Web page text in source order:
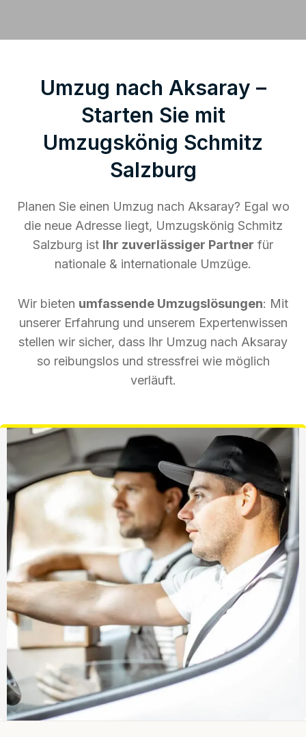
Umzug nach Aksaray –
Starten Sie mit
Umzugskönig Schmitz
Salzburg
Planen Sie einen Umzug nach Aksaray? Egal wo
die neue Adresse liegt, Umzugskönig Schmitz
Salzburg ist Ihr zuverlässiger Partner für
nationale & internationale Umzüge.
Wir bieten umfassende Umzugslösungen: Mit
unserer Erfahrung und unserem Expertenwissen
stellen wir sicher, dass Ihr Umzug nach Aksaray
so reibungslos und stressfrei wie möglich
verläuft.